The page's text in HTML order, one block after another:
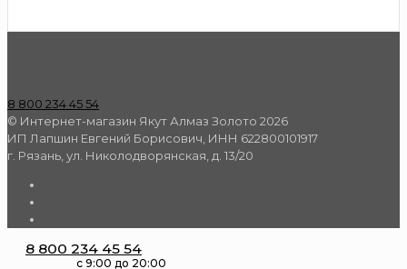
8 800 234 45 54
© Интернет-магазин Якут Алмаз Золото 2026
ИП Лапшин Евгений Борисович, ИНН 622800101917
г. Рязань, ул. Николодворянская, д. 13/20
8 800 234 45 54